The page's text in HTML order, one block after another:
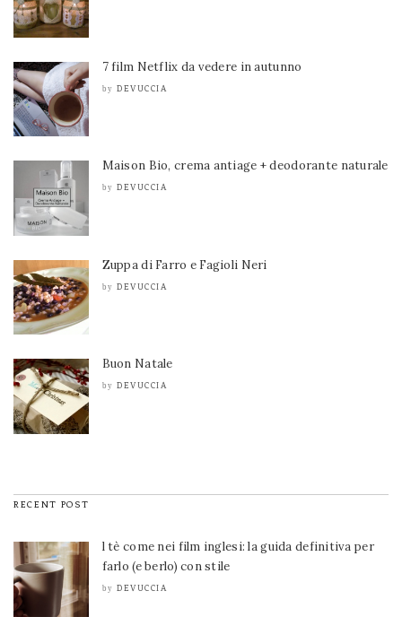
7 film Netflix da vedere in autunno
by DEVUCCIA
Maison Bio, crema antiage + deodorante naturale
by DEVUCCIA
Zuppa di Farro e Fagioli Neri
by DEVUCCIA
Buon Natale
by DEVUCCIA
RECENT POST
l tè come nei film inglesi: la guida definitiva per
farlo (e berlo) con stile
by DEVUCCIA